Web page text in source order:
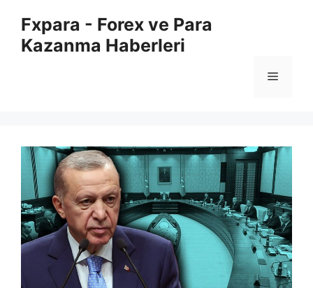
Fxpara - Forex ve Para
Kazanma Haberleri
Menü